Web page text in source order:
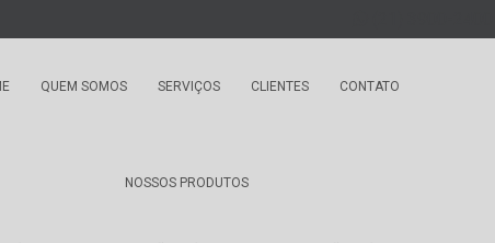
QUEM SOMOS SERVIÇOS CLIENTES CONTATO
NOSSOS PRODUTOS